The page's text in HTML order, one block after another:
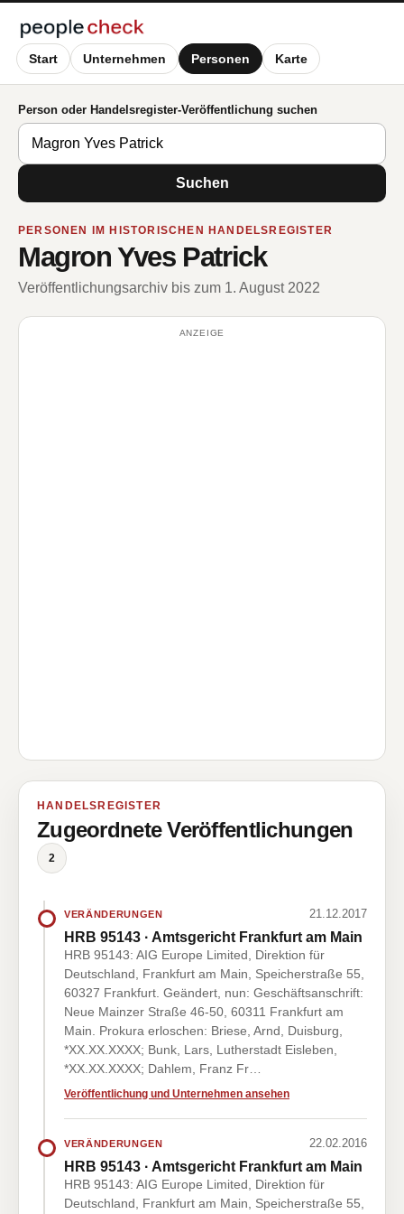
Start Unternehmen Personen Karte
Person oder Handelsregister-Veröffentlichung suchen
Suchen
PERSONEN IM HISTORISCHEN HANDELSREGISTER
Magron Yves Patrick
Veröffentlichungsarchiv bis zum 1. August 2022
ANZEIGE
HANDELSREGISTER
Zugeordnete Veröffentlichungen
2
VERÄNDERUNGEN 21.12.2017
HRB 95143 · Amtsgericht Frankfurt am Main
HRB 95143: AIG Europe Limited, Direktion für
Deutschland, Frankfurt am Main, Speicherstraße 55,
60327 Frankfurt. Geändert, nun: Geschäftsanschrift:
Neue Mainzer Straße 46-50, 60311 Frankfurt am
Main. Prokura erloschen: Briese, Arnd, Duisburg,
*XX.XX.XXXX; Bunk, Lars, Lutherstadt Eisleben,
*XX.XX.XXXX; Dahlem, Franz Fr…
Veröffentlichung und Unternehmen ansehen
VERÄNDERUNGEN 22.02.2016
HRB 95143 · Amtsgericht Frankfurt am Main
HRB 95143: AIG Europe Limited, Direktion für
Deutschland, Frankfurt am Main, Speicherstraße 55,